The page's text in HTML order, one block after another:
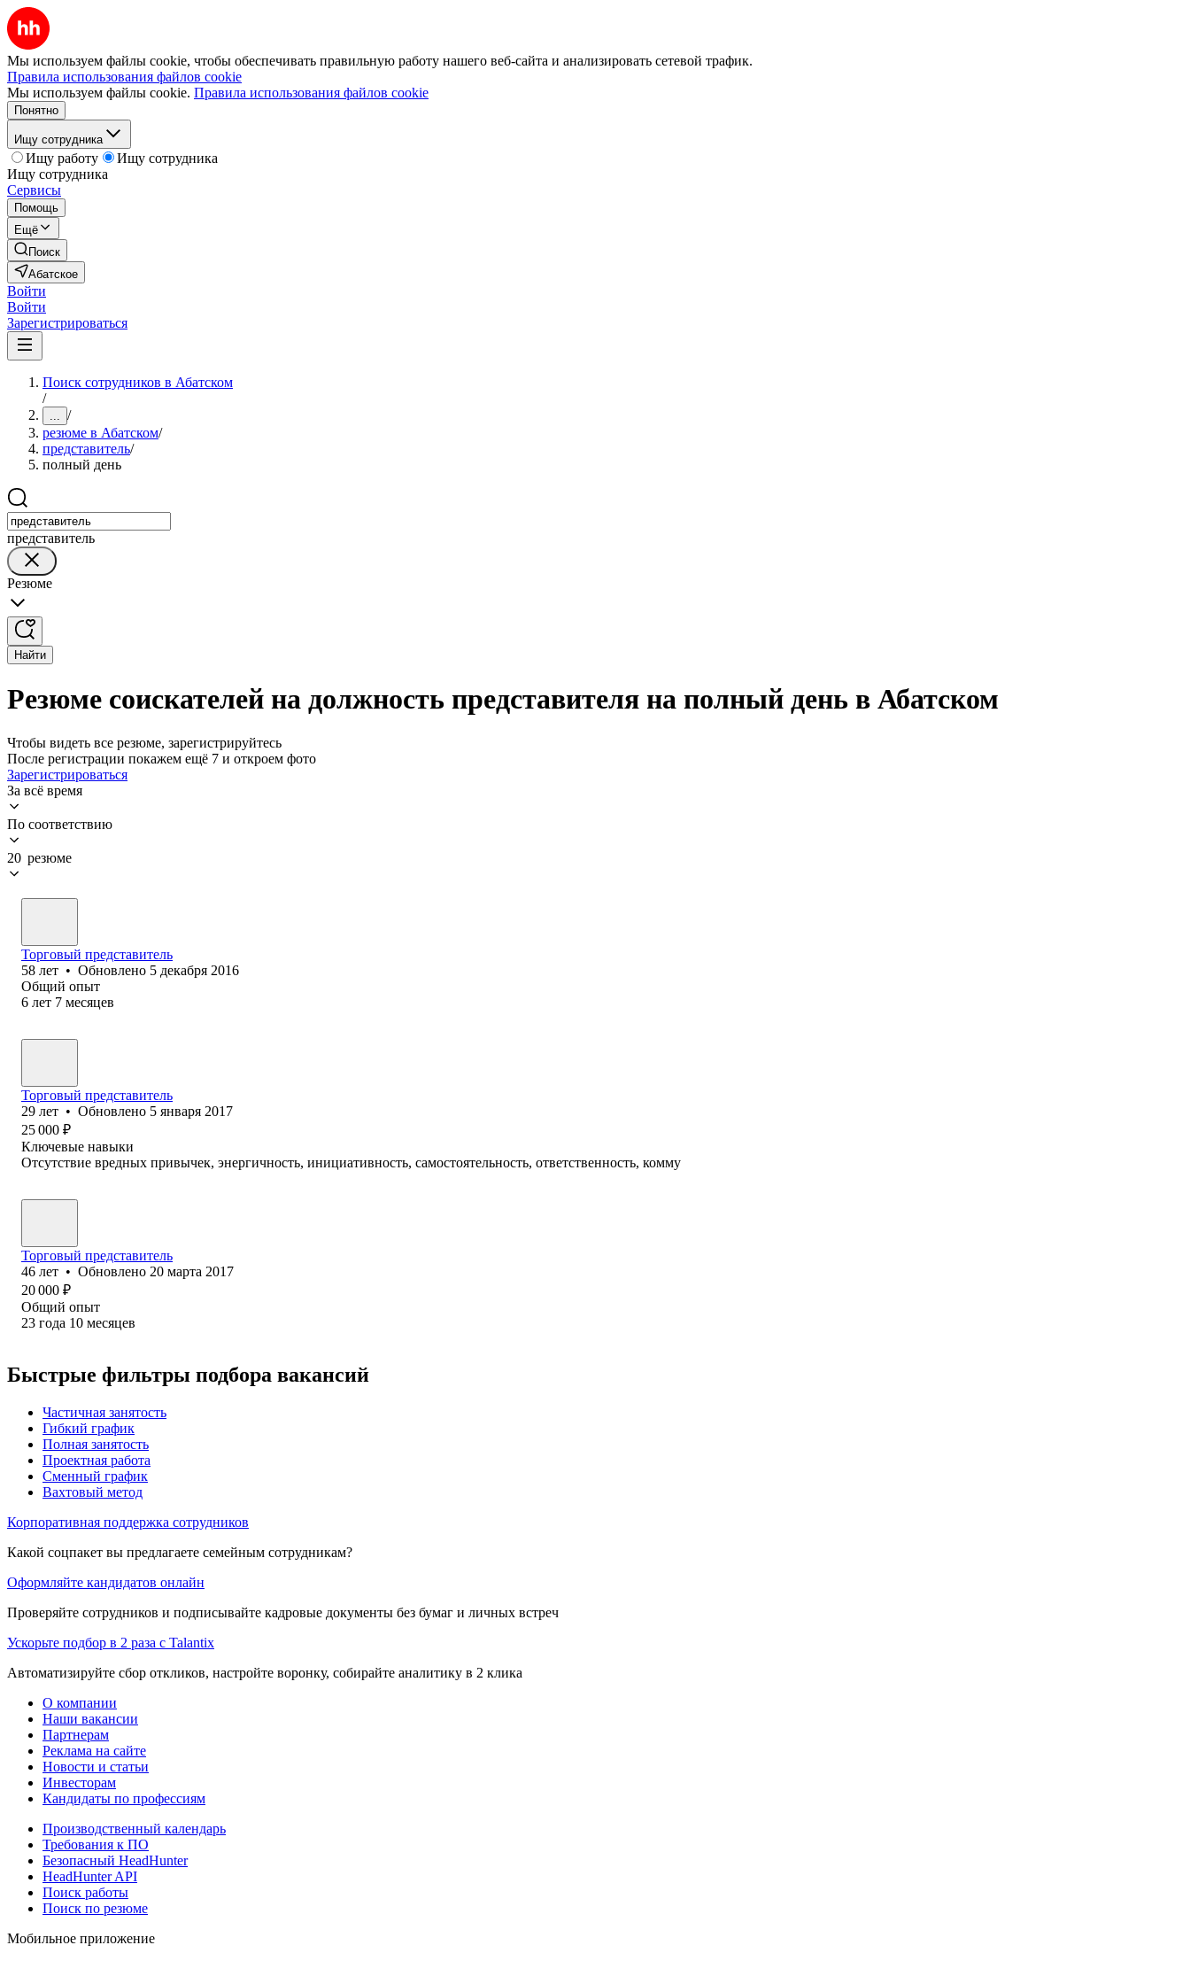
Мы используем файлы cookie, чтобы обеспечивать правильную работу нашего веб-сайта и анализировать сетевой трафик.
Правила использования файлов cookie
Мы используем файлы cookie. Правила использования файлов cookie
Понятно
Ищу сотрудника
Ищу работу
Ищу сотрудника
Ищу сотрудника
Сервисы
Помощь
Ещё
Поиск
Абатское
Войти
Войти
Зарегистрироваться
Поиск сотрудников в Абатском
/
... /
резюме в Абатском/
представитель/
полный день
представитель
Резюме
Найти
Резюме соискателей на должность представителя на полный день в Абатском
Чтобы видеть все резюме, зарегистрируйтесь
После регистрации покажем ещё 7 и откроем фото
Зарегистрироваться
За всё время
По соответствию
20 резюме
Торговый представитель
58 лет • Обновлено 5 декабря 2016
Общий опыт
6 лет 7 месяцев
Торговый представитель
29 лет • Обновлено 5 января 2017
25 000 ₽
Ключевые навыки
Отсутствие вредных привычек, энергичность, инициативность, самостоятельность, ответственность, комму
Торговый представитель
46 лет • Обновлено 20 марта 2017
20 000 ₽
Общий опыт
23 года 10 месяцев
Быстрые фильтры подбора вакансий
Частичная занятость
Гибкий график
Полная занятость
Проектная работа
Сменный график
Вахтовый метод
Корпоративная поддержка сотрудников
Какой соцпакет вы предлагаете семейным сотрудникам?
Оформляйте кандидатов онлайн
Проверяйте сотрудников и подписывайте кадровые документы без бумаг и личных встреч
Ускорьте подбор в 2 раза с Talantix
Автоматизируйте сбор откликов, настройте воронку, собирайте аналитику в 2 клика
О компании
Наши вакансии
Партнерам
Реклама на сайте
Новости и статьи
Инвесторам
Кандидаты по профессиям
Производственный календарь
Требования к ПО
Безопасный HeadHunter
HeadHunter API
Поиск работы
Поиск по резюме
Мобильное приложение